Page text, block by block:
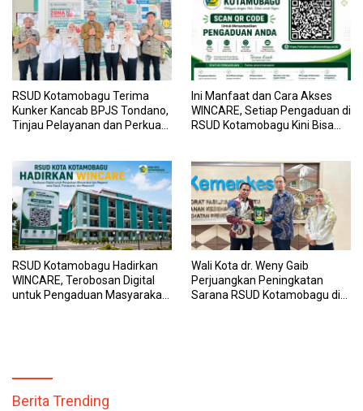
RSUD Kotamobagu Terima
Kunker Kancab BPJS Tondano,
Tinjau Pelayanan dan Perkuat
Ini Manfaat dan Cara Akses
WINCARE, Setiap Pengaduan di
RSUD Kotamobagu Kini Bisa
RSUD Kotamobagu Hadirkan
WINCARE, Terobosan Digital
untuk Pengaduan Masyarakat
Wali Kota dr. Weny Gaib
Perjuangkan Peningkatan
Sarana RSUD Kotamobagu di
Berita Trending